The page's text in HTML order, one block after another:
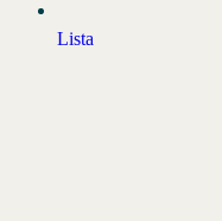
Lista